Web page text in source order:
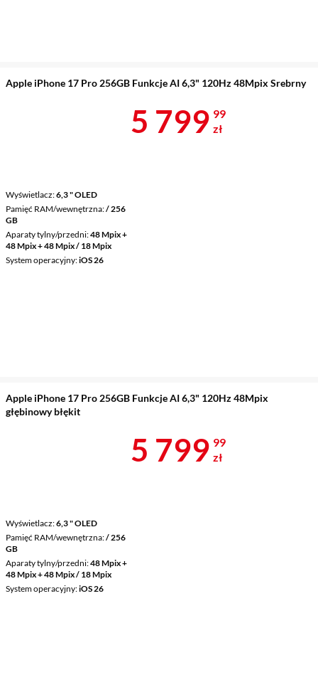
Apple iPhone 17 Pro 256GB Funkcje AI 6,3" 120Hz 48Mpix Srebrny
Wyświetlacz 6,3 " OLED
Pamięć RAM/wewnętrzna / 256
GB
Aparaty tylny/przedni 48 Mpix +
48 Mpix + 48 Mpix / 18 Mpix
System operacyjny iOS 26
Cena 5
5 799 99
zł
Apple iPhone 17 Pro 256GB Funkcje AI 6,3" 120Hz 48Mpix
głębinowy błękit
Wyświetlacz 6,3 " OLED
Pamięć RAM/wewnętrzna / 256
GB
Aparaty tylny/przedni 48 Mpix +
48 Mpix + 48 Mpix / 18 Mpix
System operacyjny iOS 26
Cena 5
5 799 99
zł